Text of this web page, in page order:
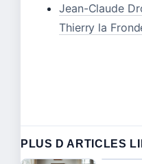
Jean-Claude
Thierry la
PLUS D ARTICLES